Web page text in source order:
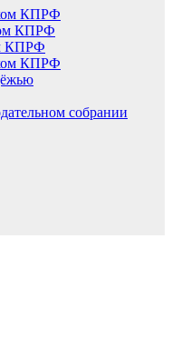
КПРФ
КПРФ
КПРФ
КПРФ
собрании